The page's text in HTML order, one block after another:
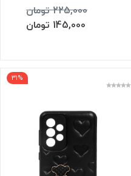
225,000 تومان
145,000 تومان
31%